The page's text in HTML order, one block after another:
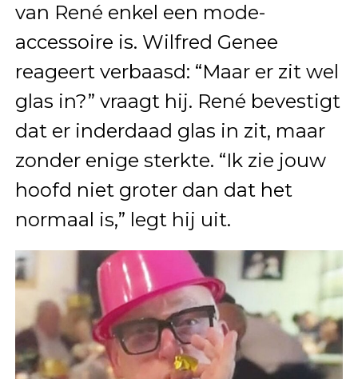
van René enkel een mode-
accessoire is. Wilfred Genee
reageert verbaasd: “Maar er zit wel
glas in?” vraagt hij. René bevestigt
dat er inderdaad glas in zit, maar
zonder enige sterkte. “Ik zie jouw
hoofd niet groter dan dat het
normaal is,” legt hij uit.